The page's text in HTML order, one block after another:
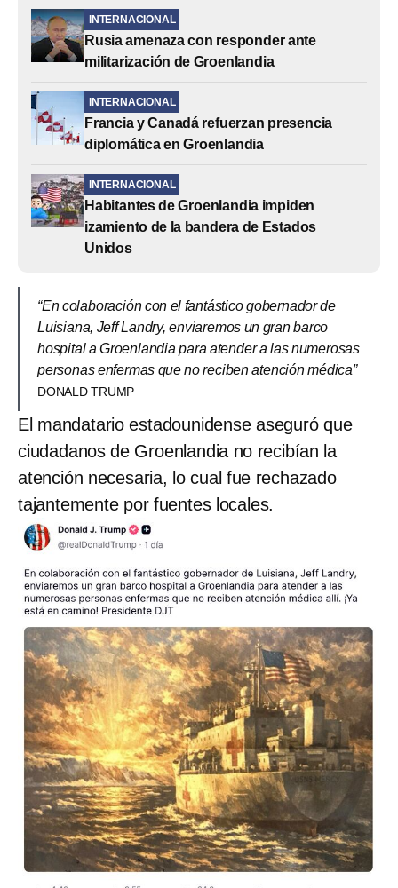
INTERNACIONAL
Rusia amenaza con responder ante
militarización de Groenlandia
INTERNACIONAL
Francia y Canadá refuerzan presencia
diplomática en Groenlandia
INTERNACIONAL
Habitantes de Groenlandia impiden
izamiento de la bandera de Estados
Unidos
“En colaboración con el fantástico gobernador de
Luisiana, Jeff Landry, enviaremos un gran barco
hospital a Groenlandia para atender a las numerosas
personas enfermas que no reciben atención médica”
DONALD TRUMP
El mandatario estadounidense aseguró que
ciudadanos de Groenlandia no recibían la
atención necesaria, lo cual fue rechazado
tajantemente por fuentes locales.